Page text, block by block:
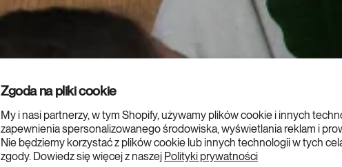
Zgoda na pliki cookie
My i nasi partnerzy, w tym Shopify, używamy plików cookie i innych
zapewnienia spersonalizowanego środowiska, wyświetlania reklam i
Nie będziemy korzystać z plików cookie lub innych technologii w tych
zgody. Dowiedz się więcej z naszej Polityki prywatności